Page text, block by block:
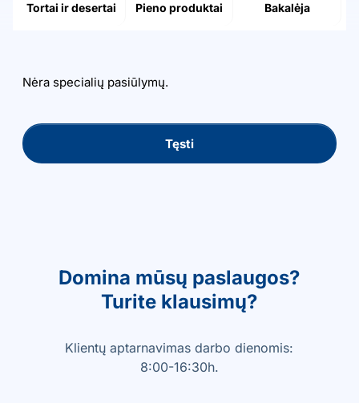
Tortai ir desertai Pieno produktai Bakalėja
Nėra specialių pasiūlymų.
Tęsti
Domina mūsų paslaugos?
Turite klausimų?
Klientų aptarnavimas darbo dienomis:
8:00-16:30h.